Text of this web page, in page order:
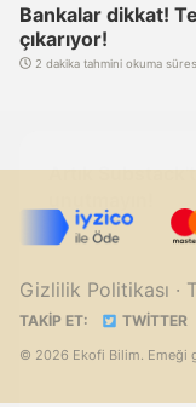
Bankalar dikkat!
çıkarıyor!
2 dakika tahmini okuma
Gizlilik Politikası ·
TAKIP ET: TWITTER
© 2026 Ekofi Bilim. Emeği
Artık